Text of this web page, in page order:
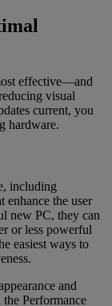
effective—and
visual
current, you
hardware.
including
enhance the user
new PC, they can
or less powerful
easiest ways to
and
Performance